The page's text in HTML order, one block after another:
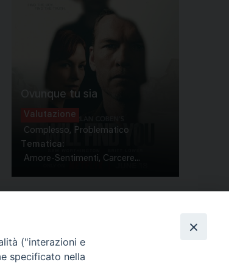
Ovunque tu sia
Valutazione
Complesso, Problematico
Tematica:
Amore-Sentimenti, Carcere...
("interazioni e
specificato nella